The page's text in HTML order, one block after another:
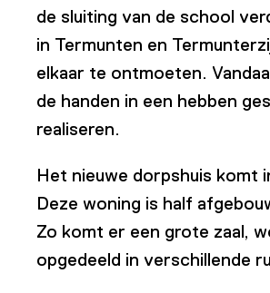
de sluiting van de school
in Termunten en
elkaar te ontmoeten.
de handen in een hebben
realiseren.
Het nieuwe dorpshuis komt
Deze woning is half
Zo komt er een grote zaal,
opgedeeld in verschillende